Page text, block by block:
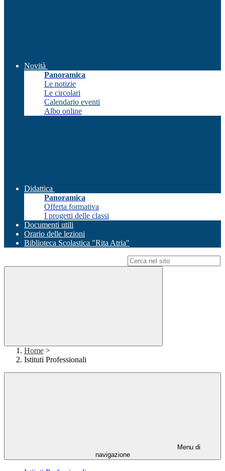
Novità
Panoramica
Le notizie
Le circolari
Calendario eventi
Albo online
Didattica
Panoramica
Offerta formativa
I progetti delle classi
Documenti utili
Orario delle lezioni
Biblioteca Scolastica "Rita Atria"
Home >
Istituti Professionali
Menu di
navigazione